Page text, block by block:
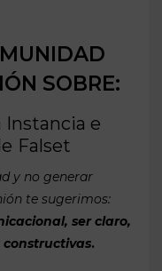
SOBRE:
Instancia e
Falset
y no generar
te sugerimos:
ser claro,
constructivas.